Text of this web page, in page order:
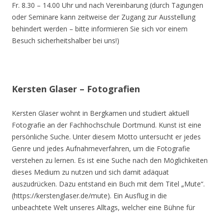
Fr. 8.30 – 14.00 Uhr und nach Vereinbarung (durch Tagungen
oder Seminare kann zeitweise der Zugang zur Ausstellung
behindert werden – bitte informieren Sie sich vor einem
Besuch sicherheitshalber bei uns!)
Kersten Glaser – Fotografien
Kersten Glaser wohnt in Bergkamen und studiert aktuell
Fotografie an der Fachhochschule Dortmund. Kunst ist eine
persönliche Suche. Unter diesem Motto untersucht er jedes
Genre und jedes Aufnahmeverfahren, um die Fotografie
verstehen zu lernen. Es ist eine Suche nach den Möglichkeiten
dieses Medium zu nutzen und sich damit adäquat
auszudrücken. Dazu entstand ein Buch mit dem Titel „Mute“.
(https://kerstenglaser.de/mute). Ein Ausflug in die
unbeachtete Welt unseres Alltags, welcher eine Bühne für